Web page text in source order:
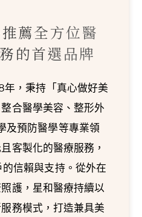
薦全方位醫
的首選品牌
，秉持「真心做好美
合醫學美容、整形外
及預防醫學等專業領
客製化的醫療服務，
信賴與支持。從外在
護，星和醫療持續以
務模式，打造兼具美